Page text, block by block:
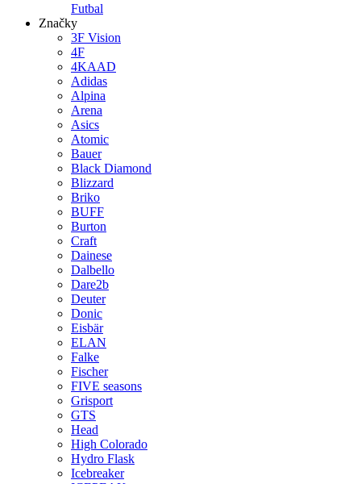
Futbal
Značky
3F Vision
4F
4KAAD
Adidas
Alpina
Arena
Asics
Atomic
Bauer
Black Diamond
Blizzard
Briko
BUFF
Burton
Craft
Dainese
Dalbello
Dare2b
Deuter
Donic
Eisbär
ELAN
Falke
Fischer
FIVE seasons
Grisport
GTS
Head
High Colorado
Hydro Flask
Icebreaker